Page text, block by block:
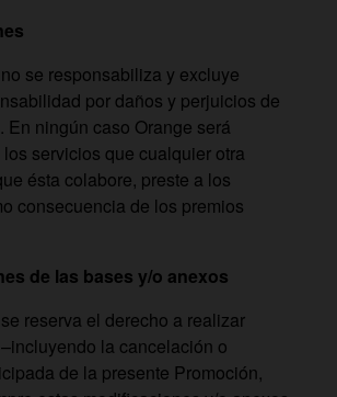
se responsabiliza y excluye
por daños y perjuicios de
En ningún caso Orange será
servicios que cualquier otra
ésta colabore, preste a los
consecuencia de los premios
de las bases y/o anexos
reserva el derecho a realizar
la cancelación o
de la presente Promoción,